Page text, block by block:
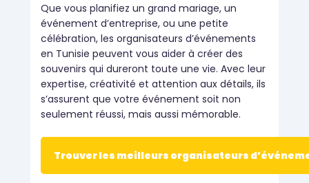
Que vous planifiez un grand mariage, un
événement d’entreprise, ou une petite
célébration, les organisateurs d’événements
en Tunisie peuvent vous aider à créer des
souvenirs qui dureront toute une vie. Avec leur
expertise, créativité et attention aux détails, ils
s’assurent que votre événement soit non
seulement réussi, mais aussi mémorable.
Trouver les meilleurs organisateurs